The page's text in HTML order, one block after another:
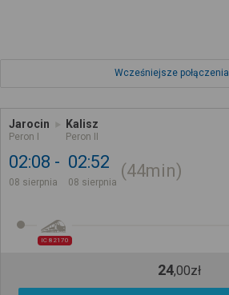
Wcześniejsze połączenia
Jarocin
Peron I
Kalisz
Peron II
02:08
08 sierpnia
02:52
08 sierpnia
44min
IC 82170
24,00zł